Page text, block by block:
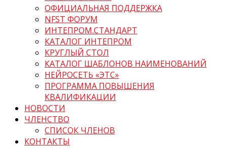
ОФИЦИАЛЬНАЯ ПОДДЕРЖКА
NFST ФОРУМ
ИНТЕПРОМ.СТАНДАРТ
КАТАЛОГ ИНТЕПРОМ
КРУГЛЫЙ СТОЛ
КАТАЛОГ ШАБЛОНОВ НАИМЕНОВАНИЙ
НЕЙРОСЕТЬ «ЭТС»
ПРОГРАММА ПОВЫШЕНИЯ
КВАЛИФИКАЦИИ
НОВОСТИ
ЧЛЕНСТВО
СПИСОК ЧЛЕНОВ
КОНТАКТЫ